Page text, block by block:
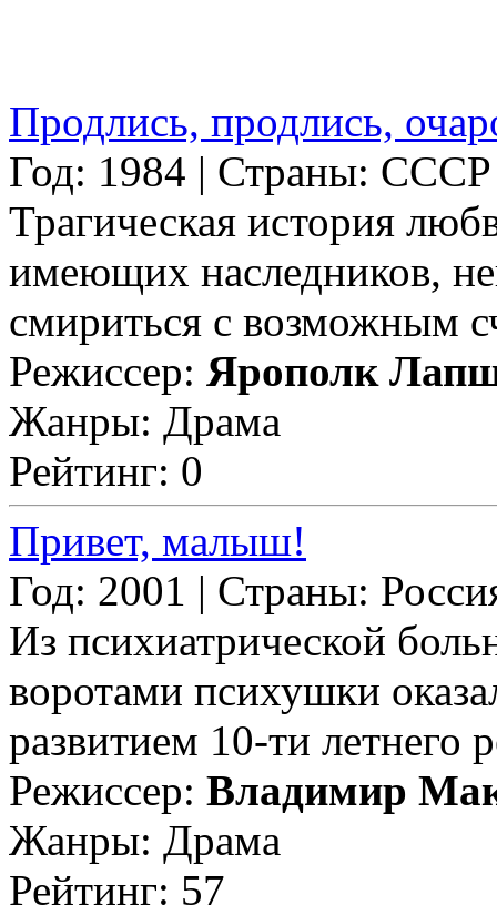
Продлись, продлись,
Год: 1984 | Страны: СССР
Трагическая история
имеющих наследников,
смириться с возможным
Режиссер: Ярополк
Жанры: Драма
Рейтинг: 0
Привет, малыш!
Год: 2001 | Страны:
Из психиатрической
воротами психушки
развитием 10-ти летнего
Режиссер: Владимир
Жанры: Драма
Рейтинг: 57